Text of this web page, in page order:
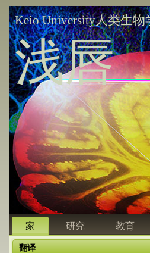
Keio University人类生物
浅唇
家 研究 教育
翻译